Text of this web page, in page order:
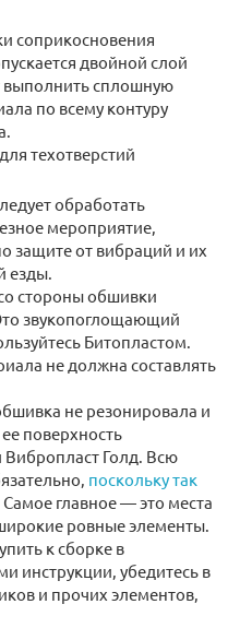
соприкосновения
двойной слой
сплошную
по всему контуру
техотверстий
обработать
мероприятие,
защите от вибраций и их
езды.
стороны обшивки
звукопоглощающий
Битопластом.
не должна составлять
не резонировала и
поверхность
Голд. Всю
поскольку так
главное — это места
ровные элементы.
к сборке в
инструкции, убедитесь в
и прочих элементов,